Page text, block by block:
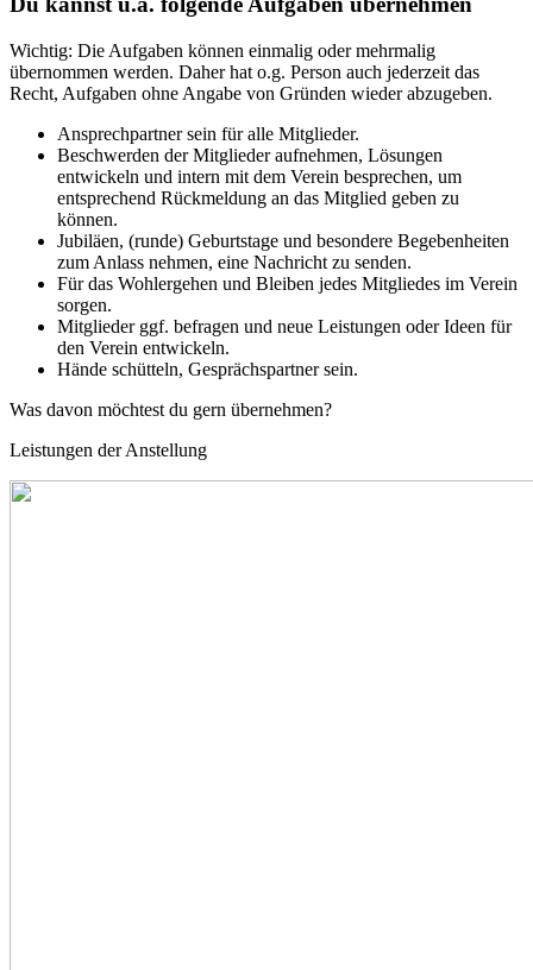
Wichtig: Die Aufgaben können einmalig oder mehrmalig
übernommen werden. Daher hat o.g. Person auch jederzeit das
Recht, Aufgaben ohne Angabe von Gründen wieder abzugeben.
Ansprechpartner sein für alle Mitglieder.
Beschwerden der Mitglieder aufnehmen, Lösungen
entwickeln und intern mit dem Verein besprechen, um
entsprechend Rückmeldung an das Mitglied geben zu
können.
Jubiläen, (runde) Geburtstage und besondere Begebenheiten
zum Anlass nehmen, eine Nachricht zu senden.
Für das Wohlergehen und Bleiben jedes Mitgliedes im Verein
sorgen.
Mitglieder ggf. befragen und neue Leistungen oder Ideen für
den Verein entwickeln.
Hände schütteln, Gesprächspartner sein.
Was davon möchtest du gern übernehmen?
Leistungen der Anstellung